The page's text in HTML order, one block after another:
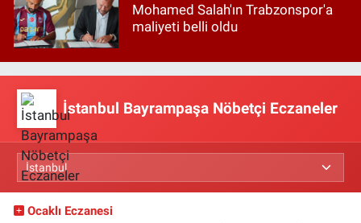
Mohamed Salah'ın Trabzonspor'a
maliyeti belli oldu
İstanbul Bayrampaşa Nöbetçi Eczaneler
Ocaklı Eczanesi